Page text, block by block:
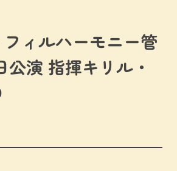
ィルハーモニー管
公演 指揮キリル・